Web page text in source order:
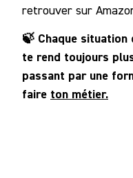
retrouver sur
🍃 Chaque
te rend toujours
passant par une
faire ton métier.